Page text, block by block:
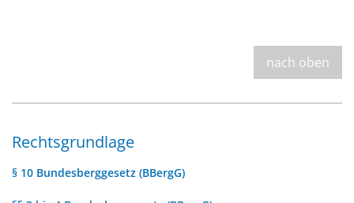
nach oben
Rechtsgrundlage
§ 10 Bundesberggesetz (BBergG)